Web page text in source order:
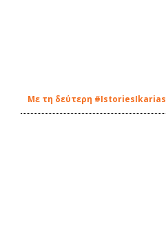
Με τη δεύτερη #IstoriesIkarias